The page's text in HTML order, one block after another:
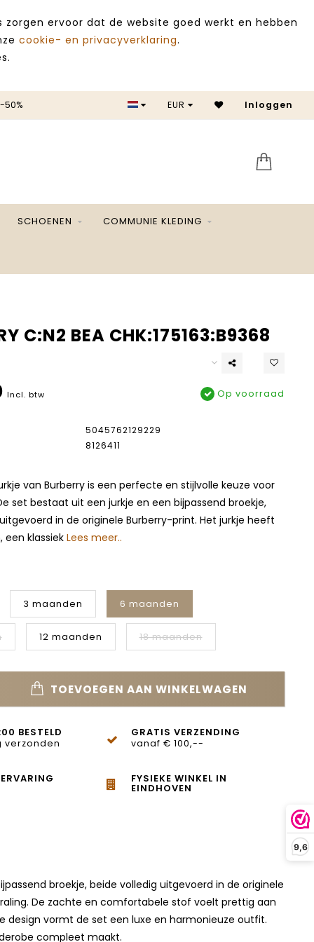
9,6
ervoor dat de website goed werkt en hebben
cookie- en privacyverklaring.
50% SALE
EUR Inloggen
SCHOENEN COMMUNIE KLEDING
C:N2 BEA CHK:175163:B9368
Incl. btw Op voorraad
5045762129229
8126411
van Burberry is een perfecte en stijlvolle keuze voor
set bestaat uit een jurkje en een bijpassend broekje,
in de originele Burberry-print. Het jurkje heeft
een klassiek Lees meer..
3 maanden 6 maanden
12 maanden 18 maanden
TOEVOEGEN AAN WINKELWAGEN
BESTELD
verzonden
GRATIS VERZENDING
vanaf € 100,--
FYSIEKE WINKEL IN
EINDHOVEN
broekje, beide volledig uitgevoerd in de originele
De zachte en comfortabele stof voelt prettig aan
design vormt de set een luxe en harmonieuze outfit.
compleet maakt.